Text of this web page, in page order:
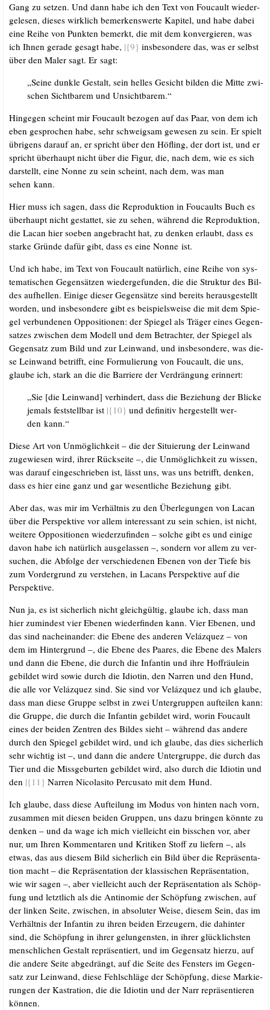
Gang zu set­zen. Und dann habe ich den Text von Fou­cault wie­der­
ge­le­sen, die­ses wirk­lich bemer­kens­wer­te Kapi­tel, und habe dabei
eine Rei­he von Punk­ten bemerkt, die mit dem kon­ver­gie­ren, was
ich Ihnen gera­de gesagt habe, |{9} ins­be­son­de­re das, was er selbst
über den Maler sagt. Er sagt:
„Sei­ne dunk­le Gestalt, sein hel­les Gesicht bil­den die Mit­te zwi­
schen Sicht­ba­rem und Unsichtbarem.“
Hin­ge­gen scheint mir Fou­cault bezo­gen auf das Paar, von dem ich
eben gespro­chen habe, sehr schweig­sam gewe­sen zu sein. Er spielt
übri­gens dar­auf an, er spricht über den Höf­ling, der dort ist, und er
spricht über­haupt nicht über die Figur, die, nach dem, wie es sich
dar­stellt, eine Non­ne zu sein scheint, nach dem, was man
sehen kann.
Hier muss ich sagen, dass die Repro­duk­ti­on in Fou­caults Buch es
über­haupt nicht gestat­tet, sie zu sehen, wäh­rend die Repro­duk­ti­on,
die Lacan hier soeben ange­bracht hat, zu den­ken erlaubt, dass es
star­ke Grün­de dafür gibt, dass es eine Non­ne ist.
Und ich habe, im Text von Fou­cault natür­lich, eine Rei­he von sys­
te­ma­ti­schen Gegen­sät­zen wie­der­ge­fun­den, die die Struk­tur des Bil­
des auf­hel­len. Eini­ge die­ser Gegen­sät­ze sind bereits her­aus­ge­stellt
wor­den, und ins­be­son­de­re gibt es bei­spiels­wei­se die mit dem Spie­
gel ver­bun­de­nen Oppo­si­tio­nen: der Spie­gel als Trä­ger eines Gegen­
sat­zes zwi­schen dem Modell und dem Betrach­ter, der Spie­gel als
Gegen­satz zum Bild und zur Lein­wand, und ins­be­son­de­re, was die­
se Lein­wand betrifft, eine For­mu­lie­rung von Fou­cault, die uns,
glau­be ich, stark an die die Bar­rie­re der Ver­drän­gung erinnert:
„Sie [die Lein­wand] ver­hin­dert, dass die Bezie­hung der Bli­cke
jemals fest­stell­bar ist |{10} und defi­ni­tiv her­ge­stellt wer­
den kann.“
Die­se Art von Unmög­lich­keit – die der Situ­ie­rung der Lein­wand
zuge­wie­sen wird, ihrer Rück­sei­te –, die Unmög­lich­keit zu wis­sen,
was dar­auf ein­ge­schrie­ben ist, lässt uns, was uns betrifft, den­ken,
dass es hier eine ganz und gar wesent­li­che Bezie­hung gibt.
Aber das, was mir im Ver­hält­nis zu den Über­le­gun­gen von Lacan
über die Per­spek­ti­ve vor allem inter­es­sant zu sein schien, ist nicht,
wei­te­re Oppo­si­tio­nen wie­der­zu­fin­den – sol­che gibt es und eini­ge
davon habe ich natür­lich aus­ge­las­sen –, son­dern vor allem zu ver­
su­chen, die Abfol­ge der ver­schie­de­nen Ebe­nen von der Tie­fe bis
zum Vor­der­grund zu ver­ste­hen, in Lacans Per­spek­ti­ve auf die
Perspektive.
Nun ja, es ist sicher­lich nicht gleich­gül­tig, glau­be ich, dass man
hier zumin­dest vier Ebe­nen wie­der­fin­den kann. Vier Ebe­nen, und
das sind nach­ein­an­der: die Ebe­ne des ande­ren Veláz­quez – von
dem im Hin­ter­grund –, die Ebe­ne des Paa­res, die Ebe­ne des Malers
und dann die Ebe­ne, die durch die Infan­tin und ihre Hof­fräu­lein
gebil­det wird sowie durch die Idio­tin, den Nar­ren und den Hund,
die alle vor Veláz­quez sind. Sie sind vor Veláz­quez und ich glau­be,
dass man die­se Grup­pe selbst in zwei Unter­grup­pen auf­tei­len kann:
die Grup­pe, die durch die Infan­tin gebil­det wird, wor­in Fou­cault
eines der bei­den Zen­tren des Bil­des sieht – wäh­rend das ande­re
durch den Spie­gel gebil­det wird, und ich glau­be, das dies sicher­lich
sehr wich­tig ist –, und dann die ande­re Unter­grup­pe, die durch das
Tier und die Miss­ge­bur­ten gebil­det wird, also durch die Idio­tin und
den |{11} Nar­ren Nicola­si­to Per­cu­sa­to mit dem Hund.
Ich glau­be, dass die­se Auf­tei­lung im Modus von hin­ten nach vorn,
zusam­men mit die­sen bei­den Grup­pen, uns dazu brin­gen könn­te zu
den­ken – und da wage ich mich viel­leicht ein biss­chen vor, aber
nur, um Ihren Kom­men­ta­ren und Kri­ti­ken Stoff zu lie­fern –, als
etwas, das aus die­sem Bild sicher­lich ein Bild über die Reprä­sen­ta­
ti­on macht – die Reprä­sen­ta­ti­on der klas­si­schen Reprä­sen­ta­ti­on,
wie wir sagen –, aber viel­leicht auch der Reprä­sen­ta­ti­on als Schöp­
fung und letzt­lich als die Anti­no­mie der Schöp­fung zwi­schen, auf
der lin­ken Sei­te, zwi­schen, in abso­lu­ter Wei­se, die­sem Sein, das im
Ver­hält­nis der Infan­tin zu ihren bei­den Erzeu­gern, die dahin­ter
sind, die Schöp­fung in ihrer gelun­gens­ten, in ihrer glück­lichs­ten
mensch­li­chen Gestalt reprä­sen­tiert, und im Gegen­satz hier­zu, auf
die ande­re Sei­te abge­drängt, auf die Sei­te des Fens­ters im Gegen­
satz zur Lein­wand, die­se Fehl­schlä­ge der Schöp­fung, die­se Mar­kie­
run­gen der Kas­tra­ti­on, die die Idio­tin und der Narr reprä­sen­tie­ren
können.